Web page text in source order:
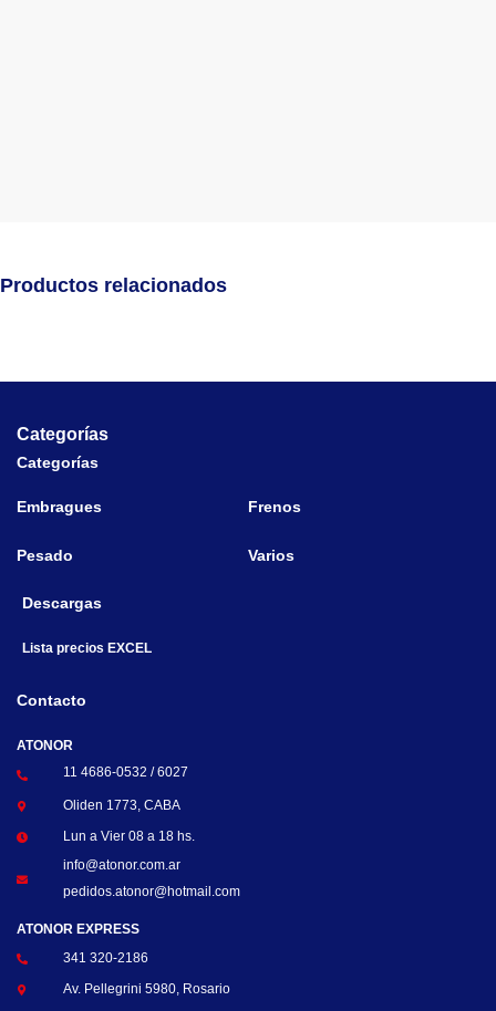
Productos relacionados
Categorías
Categorías
Embragues Frenos
Pesado Varios
Descargas
Lista precios EXCEL
Contacto
ATONOR
11 4686-0532 / 6027
Oliden 1773, CABA
Lun a Vier 08 a 18 hs.
info@atonor.com.ar
pedidos.atonor@hotmail.com
ATONOR EXPRESS
341 320-2186
Av. Pellegrini 5980, Rosario